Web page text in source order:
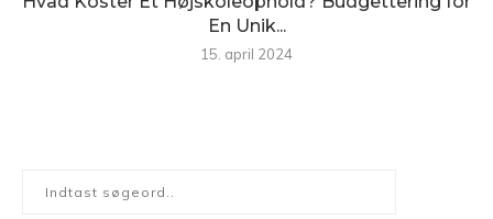
En Unik...
15. april 2024